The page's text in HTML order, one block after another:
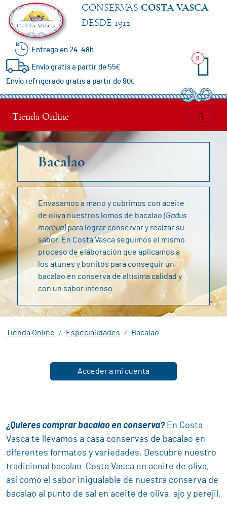
CONSERVAS COSTA VASCA
DESDE 1912
Entrega en 24-48h
Envío gratis a partir de 55€
Envío refrigerado gratis a partir de 90€
0
Tienda Online
Especialidades
Anchoas
del
Cantábrico
Bonito
del
Norte
Atún
Claro
Lotes
ELA
Contacto
Bacalao
Envasamos a mano y cubrimos con aceite
de oliva nuestros lomos de bacalao (Gadus
morhua)para lograr conservar y realzar su
sabor. En Costa Vasca seguimos el mismo
proceso de elaboración que aplicamos a
los atunes y bonitos para conseguir un
bacalao en conserva de altísima calidad y
con un sabor intenso.
Tienda Online Especialidades Bacalao
Acceder a mi cuenta
¿Quieres comprar bacalao en conserva?En Costa
Vasca te llevamos a casa conservas de bacalao en
diferentes formatos y variedades. Descubre nuestro
tradicional bacalao Costa Vasca en aceite de oliva,
así como el sabor inigualable de nuestra conserva de
bacalao al punto de sal en aceite de oliva, ajo y perejil.